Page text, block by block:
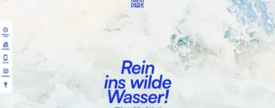
Projektablauf
SEO
Team
Kontakt